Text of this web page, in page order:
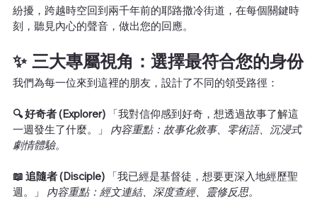
紛擾，跨越時空回到兩千年前的耶路撒冷街道，在每個關鍵時
刻，聽見內心的聲音，做出您的回應。
✨ 三大專屬視角：選擇最符合您的身份
我們為每一位來到這裡的朋友，設計了不同的領受路徑：
🔍 好奇者 (Explorer) 「我對信仰感到好奇，想透過故事了解這
一週發生了什麼。」 內容重點：故事化敘事、零術語、沉浸式
劇情體驗。
📖 追隨者 (Disciple) 「我已經是基督徒，想要更深入地經歷聖
週。」 內容重點：經文連結、深度查經、靈修反思。